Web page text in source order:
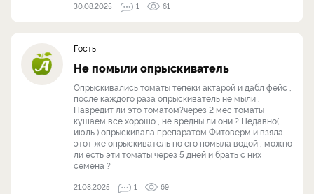
30.08.2025 1 61
Гость
Не помыли опрыскиватель
Опрыскивались томаты тепеки актарой и дабл фейс ,
после каждого раза опрыскиватель не мыли .
Навредит ли это томатом?через 2 мес томаты
кушаем все хорошо , не вредны ли они ? Недавно(
июль ) опрыскивала препаратом Фитоверм и взяла
этот же опрыскиватель но его помыла водой , можно
ли есть эти томаты через 5 дней и брать с них
семена ?
21.08.2025 1 69